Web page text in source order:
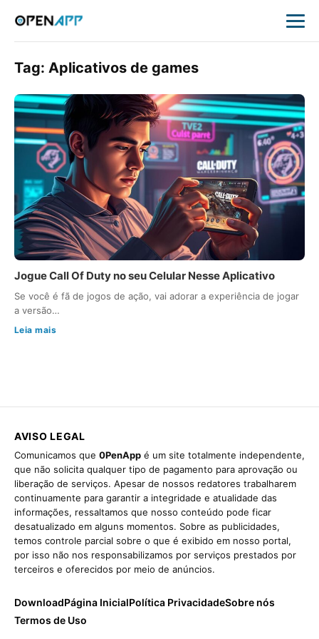
Tag: Aplicativos de games
Jogue Call Of Duty no seu Celular Nesse Aplicativo
Se você é fã de jogos de ação, vai adorar a experiência de jogar
a versão…
Leia mais
AVISO LEGAL
Comunicamos que 0PenApp é um site totalmente independente,
que não solicita qualquer tipo de pagamento para aprovação ou
liberação de serviços. Apesar de nossos redatores trabalharem
continuamente para garantir a integridade e atualidade das
informações, ressaltamos que nosso conteúdo pode ficar
desatualizado em alguns momentos. Sobre as publicidades,
temos controle parcial sobre o que é exibido em nosso portal,
por isso não nos responsabilizamos por serviços prestados por
terceiros e oferecidos por meio de anúncios.
DownloadPágina InicialPolítica PrivacidadeSobre nós
Termos de Uso